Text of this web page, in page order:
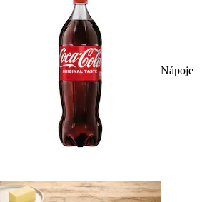
Nápoje